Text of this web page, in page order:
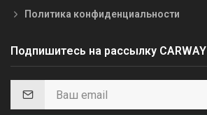
Политика конфиденциальности
Подпишитесь на рассылку CARWAY